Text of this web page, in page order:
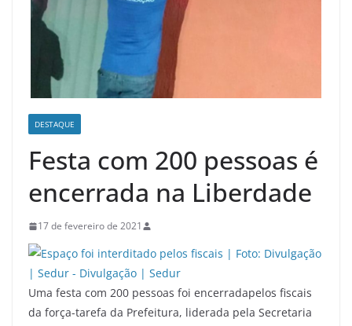
DESTAQUE
Festa com 200 pessoas é
encerrada na Liberdade
17 de fevereiro de 2021
Uma festa com 200 pessoas foi encerradapelos fiscais
da força-tarefa da Prefeitura, liderada pela Secretaria